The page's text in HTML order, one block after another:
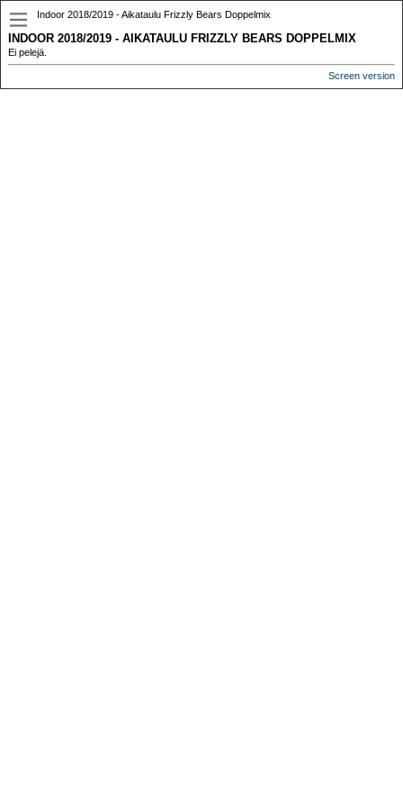
Indoor 2018/2019 - Aikataulu Frizzly Bears Doppelmix
INDOOR 2018/2019 - AIKATAULU FRIZZLY BEARS DOPPELMIX
Ei pelejä.
Screen version